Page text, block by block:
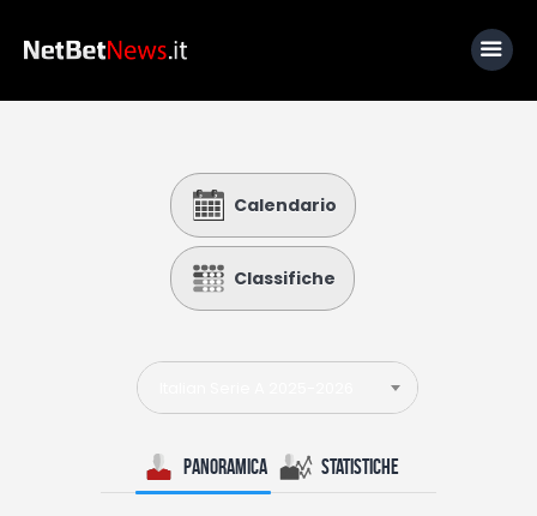
Calcio
Basket
Tennis
Lo Sapevi Che
I consigli di Giulia
Calendario
Classifiche
Panoramica Statistiche